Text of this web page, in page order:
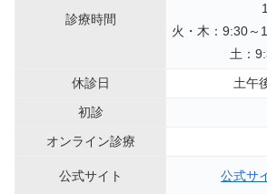
診療時間
火・木：9:30～
土：
休診日
土午
初診
オンライン診療
公式サイト 公式サ